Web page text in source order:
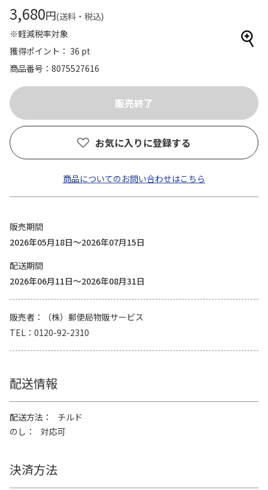
3,680円(送料・税込)
※軽減税率対象
獲得ポイント： 36 pt
商品番号
8075527616
お気に入りに登録する
商品についてのお問い合わせはこちら
販売期間
2026年05月18日～2026年07月15日
配送期間
2026年06月11日～2026年08月31日
販売者
（株）郵便局物販サービス
TEL
0120-92-2310
配送情報
配送方法
チルド
のし
対応可
決済方法